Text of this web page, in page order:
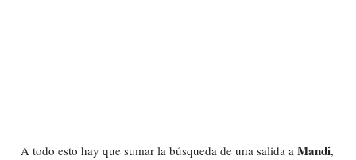
A todo esto hay que sumar la búsqueda de una salida a Mandi,